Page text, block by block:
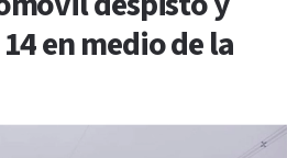
en medio de la